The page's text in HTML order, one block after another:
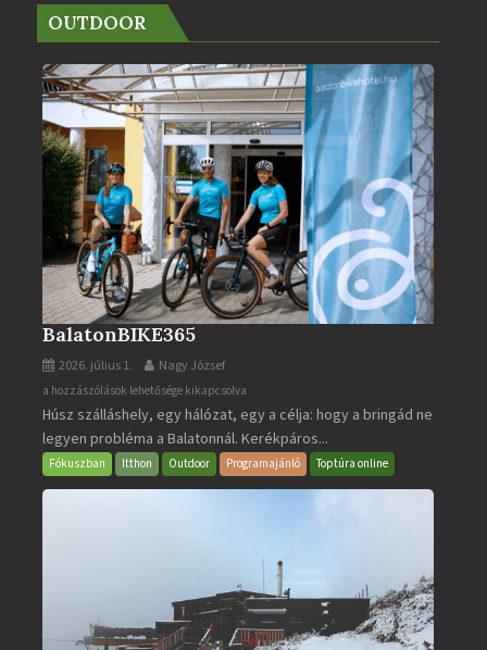
OUTDOOR
BalatonBIKE365
2026. július 1. Nagy József
BalatonBIKE365
bejegyzéshez
a hozzászólások lehetősége kikapcsolva
Húsz szálláshely, egy hálózat, egy a célja: hogy a bringád ne
legyen probléma a Balatonnál. Kerékpáros...
Fókuszban Itthon Outdoor Programajánló Toptúra online